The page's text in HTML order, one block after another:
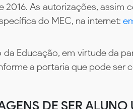
2016. As autorizações,
do MEC, na internet:
da Educação, em virtude da
a portaria que pode ser
DE SER ALUNO